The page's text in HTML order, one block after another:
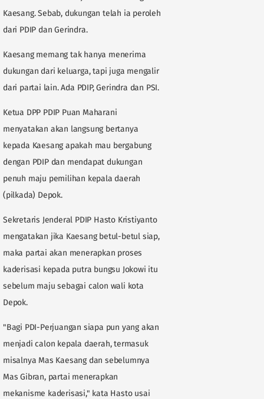
Kaesang. Sebab, dukungan telah ia peroleh
dari PDIP dan Gerindra.
Kaesang memang tak hanya menerima
dukungan dari keluarga, tapi juga mengalir
dari partai lain. Ada PDIP, Gerindra dan PSI.
Ketua DPP PDIP Puan Maharani
menyatakan akan langsung bertanya
kepada Kaesang apakah mau bergabung
dengan PDIP dan mendapat dukungan
penuh maju pemilihan kepala daerah
(pilkada) Depok.
Sekretaris Jenderal PDIP Hasto Kristiyanto
mengatakan jika Kaesang betul-betul siap,
maka partai akan menerapkan proses
kaderisasi kepada putra bungsu Jokowi itu
sebelum maju sebagai calon wali kota
Depok.
"Bagi PDI-Perjuangan siapa pun yang akan
menjadi calon kepala daerah, termasuk
misalnya Mas Kaesang dan sebelumnya
Mas Gibran, partai menerapkan
mekanisme kaderisasi," kata Hasto usai